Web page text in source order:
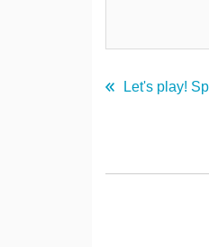
Let's play!